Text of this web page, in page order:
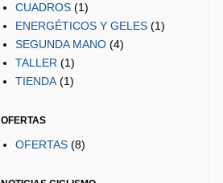
CUADROS (1)
ENERGÉTICOS Y GELES (1)
SEGUNDA MANO (4)
TALLER (1)
TIENDA (1)
OFERTAS
OFERTAS (8)